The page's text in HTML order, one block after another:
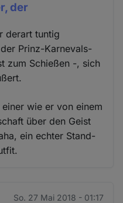
der
derart tuntig
Prinz-Karnevals-
zum Schießen -, sich
wie er von einem
über den Geist
ein echter Stand-
So. 27 Mai 2018 - 01:17